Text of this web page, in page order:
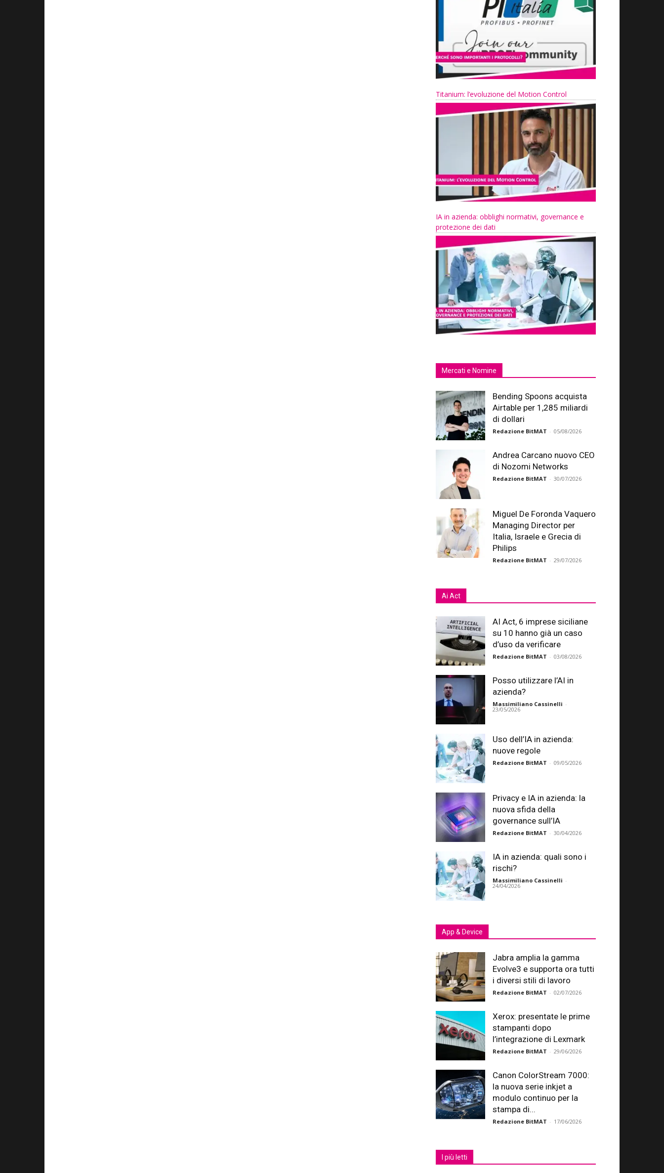
Titanium: l’evoluzione del Motion Control
IA in azienda: obblighi normativi, governance e
protezione dei dati
Mercati e Nomine
Bending Spoons acquista
Airtable per 1,285 miliardi
di dollari
Redazione BitMAT - 05/08/2026
Andrea Carcano nuovo CEO
di Nozomi Networks
Redazione BitMAT - 30/07/2026
Miguel De Foronda Vaquero
Managing Director per
Italia, Israele e Grecia di
Philips
Redazione BitMAT - 29/07/2026
Ai Act
AI Act, 6 imprese siciliane
su 10 hanno già un caso
d’uso da verificare
Redazione BitMAT - 03/08/2026
Posso utilizzare l’AI in
azienda?
Massimiliano Cassinelli -
23/05/2026
Uso dell’IA in azienda:
nuove regole
Redazione BitMAT - 09/05/2026
Privacy e IA in azienda: la
nuova sfida della
governance sull’IA
Redazione BitMAT - 30/04/2026
IA in azienda: quali sono i
rischi?
Massimiliano Cassinelli -
24/04/2026
App & Device
Jabra amplia la gamma
Evolve3 e supporta ora tutti
i diversi stili di lavoro
Redazione BitMAT - 02/07/2026
Xerox: presentate le prime
stampanti dopo
l’integrazione di Lexmark
Redazione BitMAT - 29/06/2026
Canon ColorStream 7000:
la nuova serie inkjet a
modulo continuo per la
stampa di...
Redazione BitMAT - 17/06/2026
I più letti